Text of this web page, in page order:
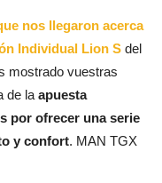
nos llegaron acerca
Individual Lion S del
mostrado vuestras
de la apuesta
por ofrecer una serie
y confort. MAN TGX